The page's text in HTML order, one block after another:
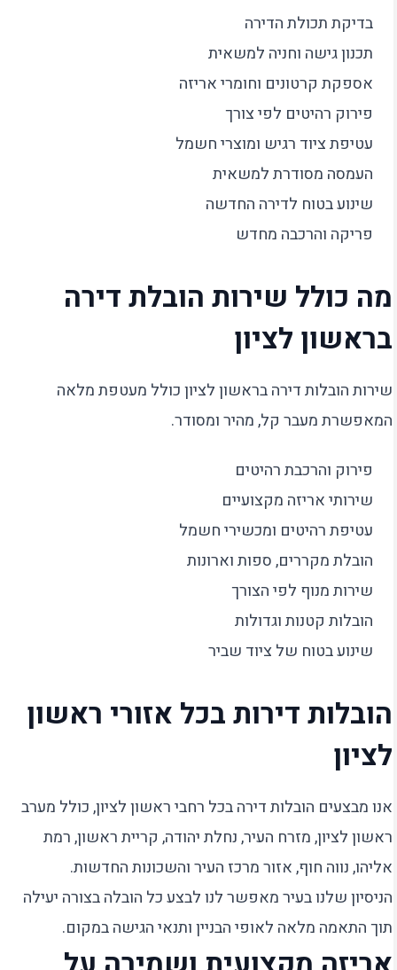
בדיקת תכולת הדירה
תכנון גישה וחניה למשאית
אספקת קרטונים וחומרי אריזה
פירוק רהיטים לפי צורך
עטיפת ציוד רגיש ומוצרי חשמל
העמסה מסודרת למשאית
שינוע בטוח לדירה החדשה
פריקה והרכבה מחדש
מה כולל שירות הובלת דירה
בראשון לציון
שירות הובלות דירה בראשון לציון כולל מעטפת מלאה
המאפשרת מעבר קל, מהיר ומסודר.
פירוק והרכבת רהיטים
שירותי אריזה מקצועיים
עטיפת רהיטים ומכשירי חשמל
הובלת מקררים, ספות וארונות
שירות מנוף לפי הצורך
הובלות קטנות וגדולות
שינוע בטוח של ציוד שביר
הובלות דירות בכל אזורי ראשון
לציון
אנו מבצעים הובלות דירה בכל רחבי ראשון לציון, כולל מערב
ראשון לציון, מזרח העיר, נחלת יהודה, קריית ראשון, רמת
אליהו, נווה חוף, אזור מרכז העיר והשכונות החדשות.
הניסיון שלנו בעיר מאפשר לנו לבצע כל הובלה בצורה יעילה
תוך התאמה מלאה לאופי הבניין ותנאי הגישה במקום.